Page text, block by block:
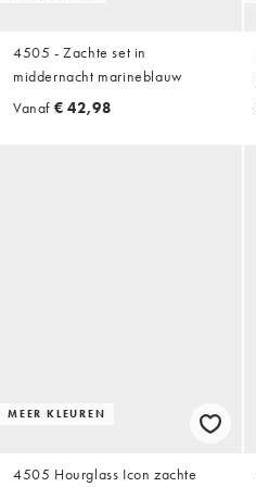
4505 - Zachte set in
middernacht marineblauw
Vanaf € 42,98
MEER KLEUREN
4505 Hourglass Icon zachte